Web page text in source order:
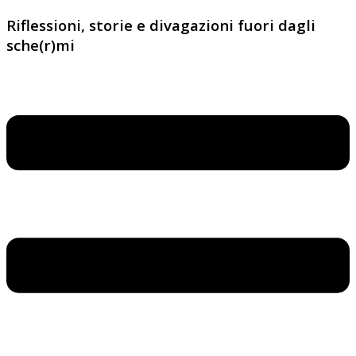
Riflessioni, storie e divagazioni fuori dagli
sche(r)mi